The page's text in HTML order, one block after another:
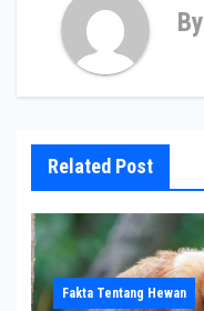
By
Related Post
Fakta Tentang Hewan